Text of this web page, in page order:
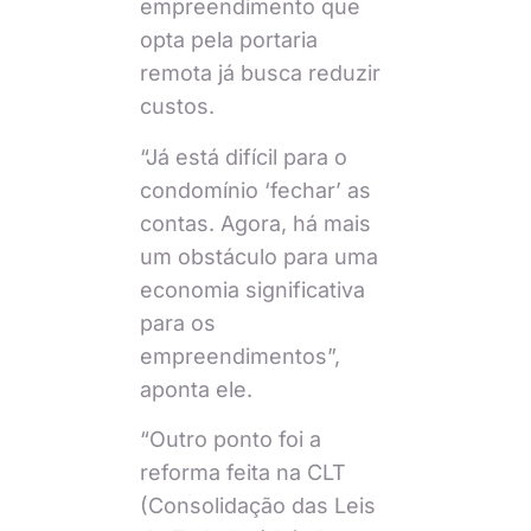
empreendimento que
opta pela portaria
remota já busca reduzir
custos.
“Já está difícil para o
condomínio ‘fechar’ as
contas. Agora, há mais
um obstáculo para uma
economia significativa
para os
empreendimentos”,
aponta ele.
“Outro ponto foi a
reforma feita na CLT
(Consolidação das Leis